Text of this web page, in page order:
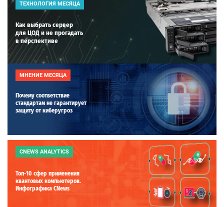
ТЕХНОЛОГИЯ МЕСЯЦА
Как выбрать сервер
для ЦОД и не прогадать
в перспективе
МНЕНИЕ МЕСЯЦА
Почему соответствие
стандартам не гарантирует
защиту от киберугроз
CNEWS ANALYTICS
Топ-10 сфер применения
квантовых компьютеров.
Инфографика CNews